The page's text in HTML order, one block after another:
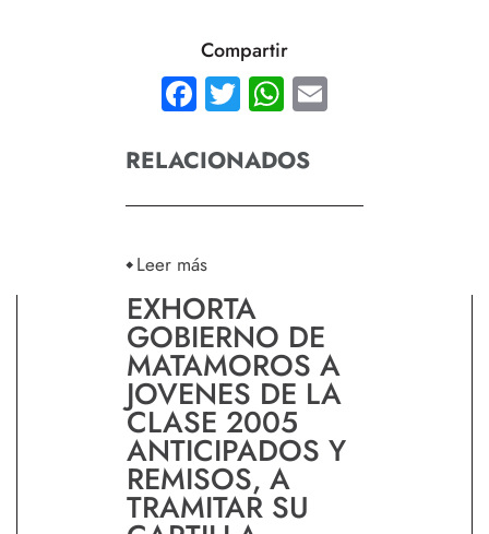
Compartir
Facebook
TwitterWhatsApp
RELACIONADOS
Leer más
EXHORTA
GOBIERNO DE
MATAMOROS A
JOVENES DE LA
CLASE 2005
ANTICIPADOS Y
REMISOS, A
TRAMITAR SU